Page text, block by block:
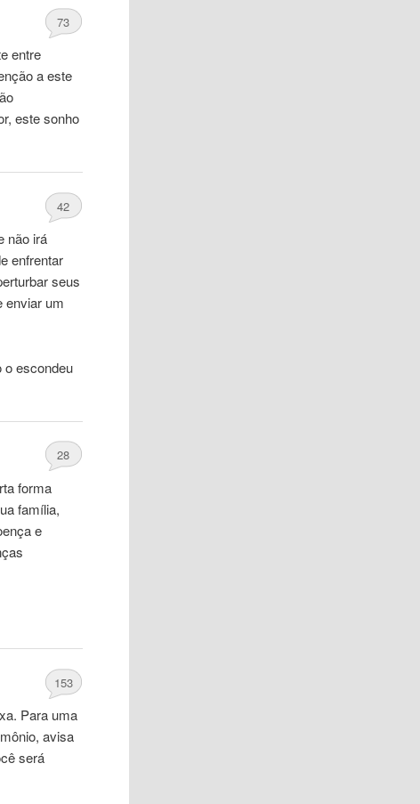
73
entre
a este
este sonho
42
não irá
enfrentar
seus
enviar um
o escondeu
28
forma
família,
e
153
Para uma
avisa
será